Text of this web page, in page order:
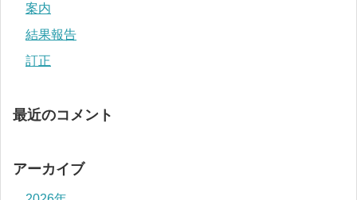
案内
結果報告
訂正
最近のコメント
アーカイブ